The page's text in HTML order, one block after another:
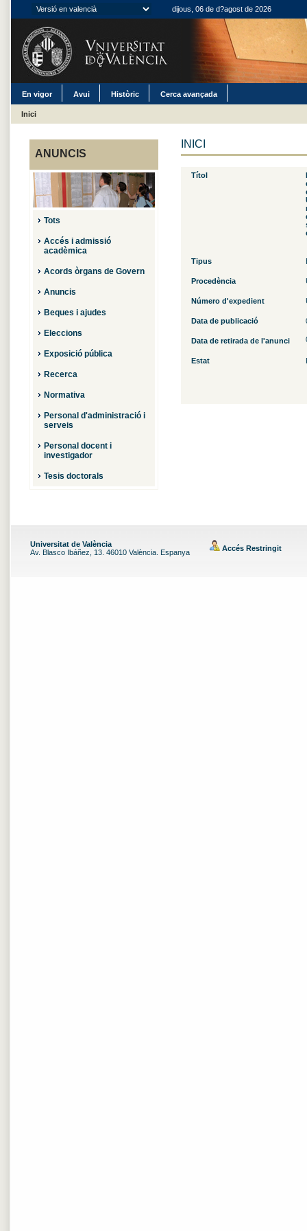
dijous, 06 de d?agost de 2026
En vigor Avui Històric Cerca avançada
Inici
ANUNCIS
Tots
Accés i admissió
acadèmica
Acords òrgans de Govern
Anuncis
Beques i ajudes
Eleccions
Exposició pública
Recerca
Normativa
Personal d'administració i
serveis
Personal docent i
investigador
Tesis doctorals
INICI
Títol
Tipus
Procedència
Número d'expedient
Data de publicació
Data de retirada de l'anunci
Estat
Universitat de València
Av. Blasco Ibáñez, 13. 46010 València. Espanya
Accés Restringit